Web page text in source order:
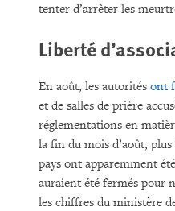
tenter d’arrêter les
Liberté
En août, les autorités ont
et de salles de prière
réglementations en
la fin du mois d’août,
pays ont apparemment été
auraient été fermés pour
les chiffres du ministère